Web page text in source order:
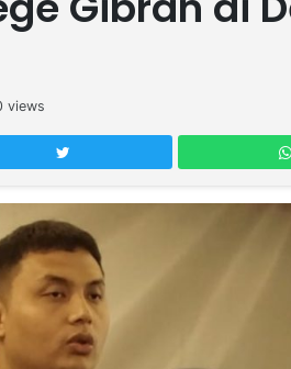
views